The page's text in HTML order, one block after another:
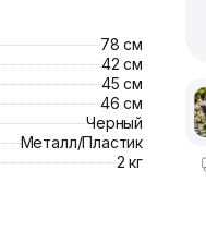
78 см
42 см
45 см
46 см
Черный
Металл/Пластик
2 кг